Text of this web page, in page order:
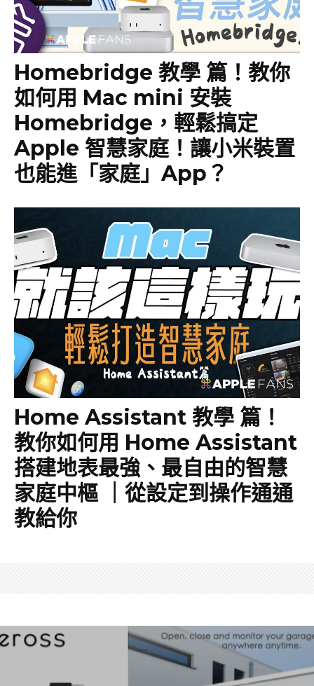
Homebridge 教學 篇！教你
如何用 Mac mini 安裝
Homebridge，輕鬆搞定
Apple 智慧家庭！讓小米裝置
也能進「家庭」App？
Home Assistant 教學 篇！
教你如何用 Home Assistant
搭建地表最強、最自由的智慧
家庭中樞 ｜從設定到操作通通
教給你